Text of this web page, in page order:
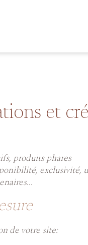
et
produits phares
exclusivité,
de votre site: